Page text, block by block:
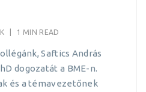
1 MIN READ
Saftics András
dogozatát a BME-n.
és a témavezetőnek